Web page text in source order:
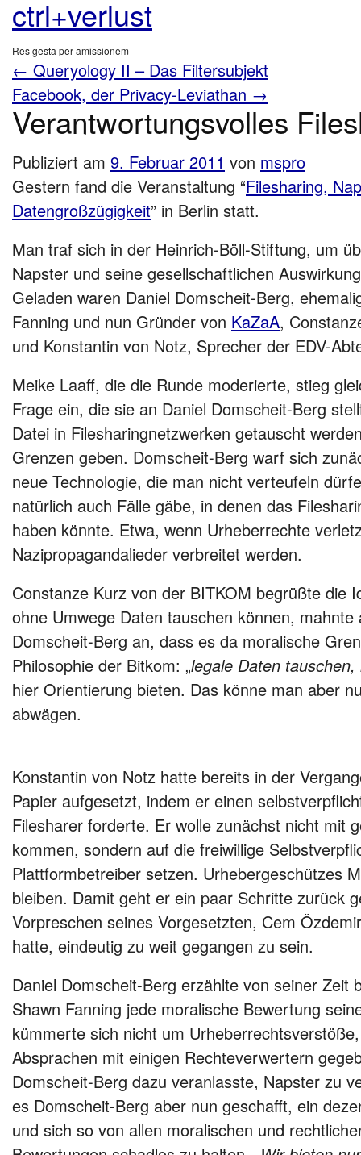
ctrl+verlust
Res gesta per amissionem
← Queryology II – Das Filtersubjekt
Facebook, der Privacy-Leviathan →
Verantwortungsvolles
Publiziert am 9. Februar 2011 von mspro
Gestern fand die Veranstaltung “Filesharing,
Datengroßzügigkeit” in Berlin statt.
Man traf sich in der Heinrich-Böll-Stiftung, um
Napster und seine gesellschaftlichen
Geladen waren Daniel Domscheit-Berg,
Fanning und nun Gründer von KaZaA,
und Konstantin von Notz, Sprecher der EDV-
Meike Laaff, die die Runde moderierte, stieg
Frage ein, die sie an Daniel Domscheit-Berg
Datei in Filesharingnetzwerken getauscht
Grenzen geben. Domscheit-Berg warf sich
neue Technologie, die man nicht verteufeln
natürlich auch Fälle gäbe, in denen das
haben könnte. Etwa, wenn Urheberrechte
Nazipropagandalieder verbreitet werden.
Constanze Kurz von der BITKOM begrüßte die
ohne Umwege Daten tauschen können, mahnte
Domscheit-Berg an, dass es da moralische
Philosophie der Bitkom: „legale Daten
hier Orientierung bieten. Das könne man aber
abwägen.
Konstantin von Notz hatte bereits in der
Papier aufgesetzt, indem er einen
Filesharer forderte. Er wolle zunächst nicht mit
kommen, sondern auf die freiwillige
Plattformbetreiber setzen. Urhebergeschützes
bleiben. Damit geht er ein paar Schritte zurück
Vorpreschen seines Vorgesetzten, Cem
hatte, eindeutig zu weit gegangen zu sein.
Daniel Domscheit-Berg erzählte von seiner Zeit
Shawn Fanning jede moralische Bewertung
kümmerte sich nicht um
Absprachen mit einigen Rechteverwertern
Domscheit-Berg dazu veranlasste, Napster zu
es Domscheit-Berg aber nun geschafft, ein
und sich so von allen moralischen und